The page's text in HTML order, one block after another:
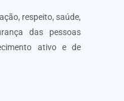
respeito, saúde,
das pessoas
ativo e de